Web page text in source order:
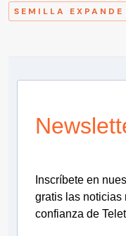
SEMILLA EXPANDE
Inscríbete en
gratis las noticias
confianza de